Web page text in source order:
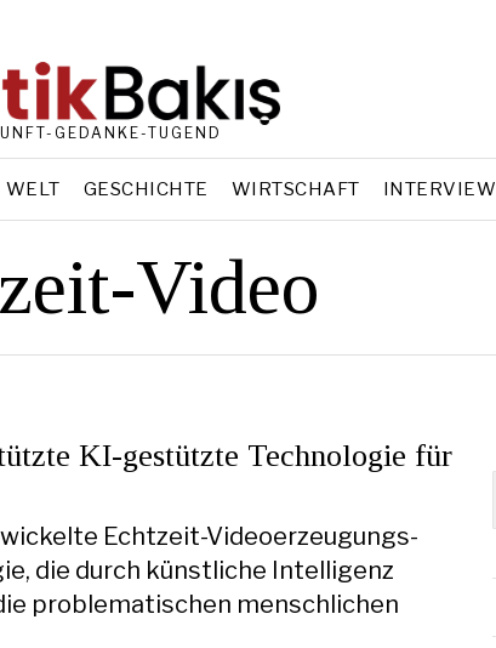
GEDANKE-TUGEND
WELT GESCHICHTE WIRTSCHAFT INTERVIEW
Video
KI-gestützte Technologie für
Echtzeit-Videoerzeugungs-
die durch künstliche Intelligenz
problematischen menschlichen